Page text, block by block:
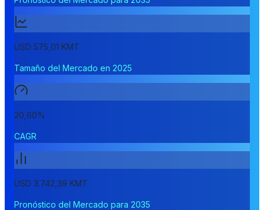
USD 575,01 KMT
Tamaño del Mercado en 2025
20,60%
CAGR
USD 3.742,39 KMT
Pronóstico del Mercado para 2035